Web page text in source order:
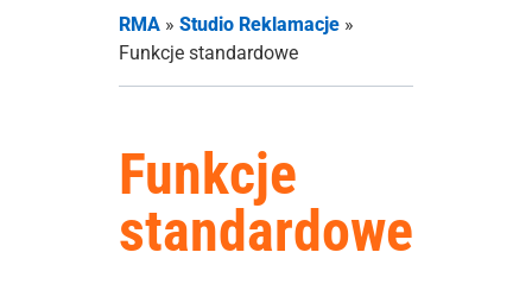
RMA » Studio Reklamacje »
Funkcje standardowe
Funkcje
standardowe